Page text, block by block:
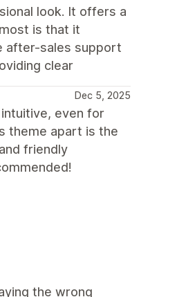
look. It offers a
is that it
after-sales support
clear
Dec 5, 2025
even for
theme apart is the
friendly
the wrong